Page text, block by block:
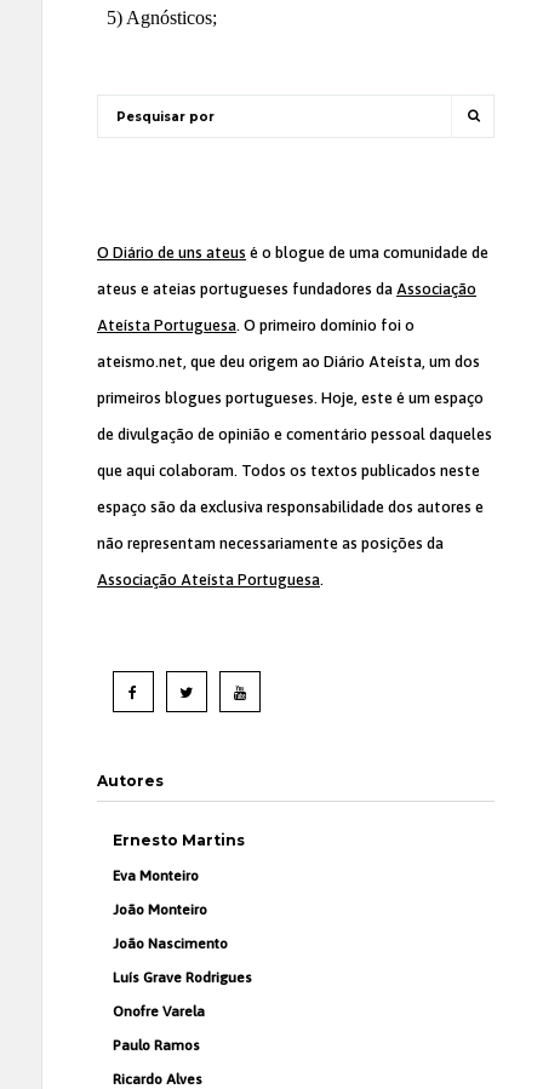
O Diário de uns ateus é o blogue de uma comunidade de
ateus e ateias portugueses fundadores da Associação
Ateísta Portuguesa. O primeiro domínio foi o
ateismo.net, que deu origem ao Diário Ateísta, um dos
primeiros blogues portugueses. Hoje, este é um espaço
de divulgação de opinião e comentário pessoal daqueles
que aqui colaboram. Todos os textos publicados neste
espaço são da exclusiva responsabilidade dos autores e
não representam necessariamente as posições da
Associação Ateísta Portuguesa.
Autores
Ernesto Martins
Eva Monteiro
João Monteiro
João Nascimento
Luís Grave Rodrigues
Onofre Varela
Paulo Ramos
Ricardo Alves